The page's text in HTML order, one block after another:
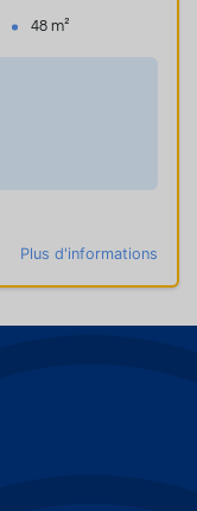
48 m²
Plus d'informations